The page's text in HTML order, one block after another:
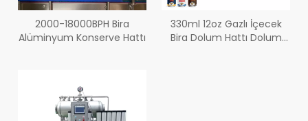
2000-18000BPH Bira
Alüminyum Konserve Hattı
330ml 12oz Gazlı İçecek
Bira Dolum Hattı Dolum